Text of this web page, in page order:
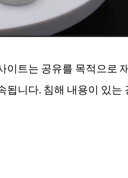
트는 공유를 목적으로
니다. 침해 내용이 있는